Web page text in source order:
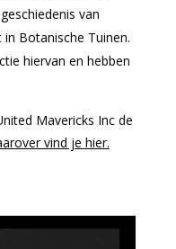
van
Botanische Tuinen.
hiervan en hebben
Mavericks Inc de
vind je hier.